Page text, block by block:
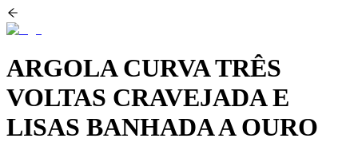
ARGOLA CURVA TRÊS
VOLTAS CRAVEJADA E
LISAS BANHADA A OURO